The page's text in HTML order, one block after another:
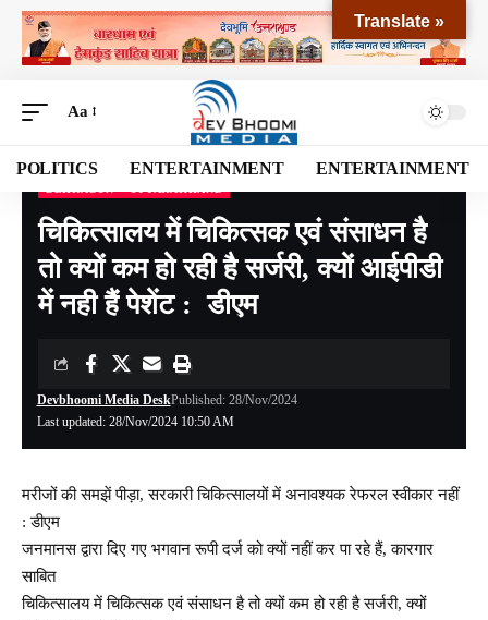
Aa
POLITICS ENTERTAINMENT ENTERTAINMENT
Devbhoomi Media>Blog> NATIONAL>UTTARAKHAND>DEHRADUN
चिकित्सालय में चिकित्सक एवं संसाधन है
तो क्यों कम हो रही है सर्जरी, क्यों आईपीडी
में नही हैं पेशेंट : डीएम
Last updated: 28/Nov/2024 10:50 AM
Devbhoomi Media DeskPublished: 28/Nov/2024
मरीजों की समझें पीड़ा, सरकारी चिकित्सालयों में अनावश्यक रेफरल स्वीकार नहीं
: डीएम
जनमानस द्वारा दिए गए भगवान रूपी दर्ज को क्यों नहीं कर पा रहे हैं, कारगार
साबित
चिकित्सालय में चिकित्सक एवं संसाधन है तो क्यों कम हो रही है सर्जरी, क्यों
Translate »